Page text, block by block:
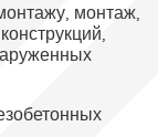
монтаж,